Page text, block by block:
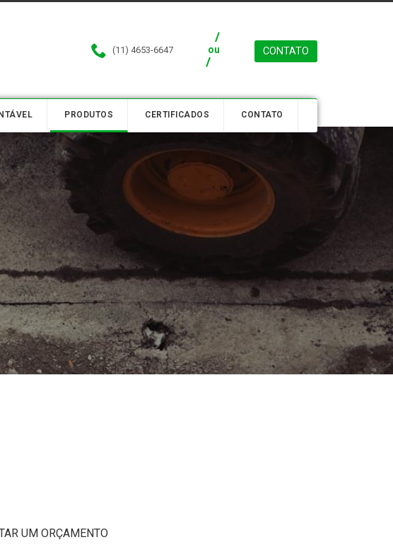
(11) 4653-6647 ou CONTATO
PRODUTOS CERTIFICADOS CONTATO
UM ORÇAMENTO